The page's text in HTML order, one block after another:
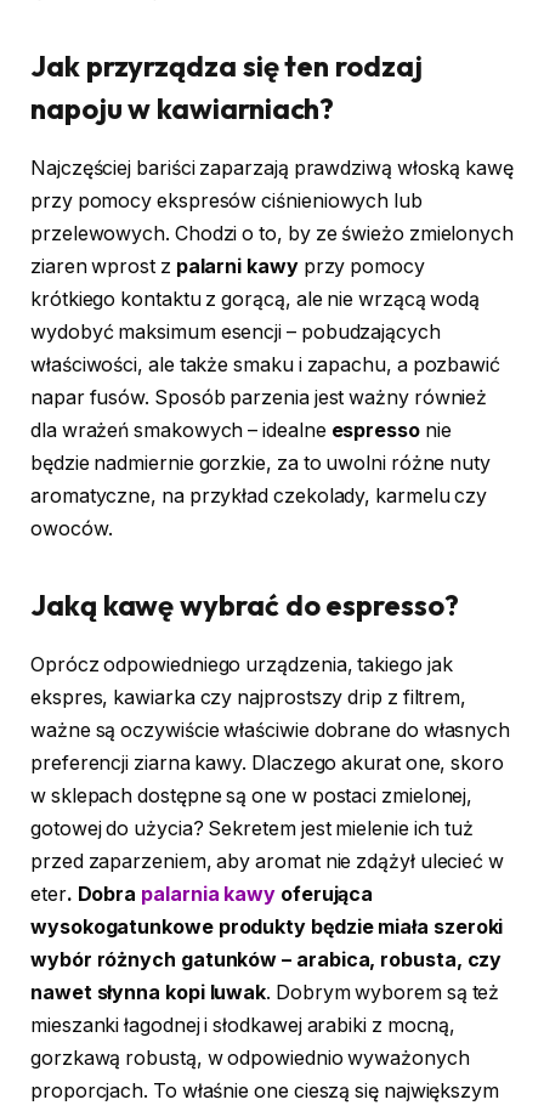
Jak przyrządza się ten rodzaj
napoju w kawiarniach?
Najczęściej bariści zaparzają prawdziwą włoską kawę
przy pomocy ekspresów ciśnieniowych lub
przelewowych. Chodzi o to, by ze świeżo zmielonych
ziaren wprost z palarni kawyprzy pomocy
krótkiego kontaktu z gorącą, ale nie wrzącą wodą
wydobyć maksimum esencji – pobudzających
właściwości, ale także smaku i zapachu, a pozbawić
napar fusów. Sposób parzenia jest ważny również
dla wrażeń smakowych – idealne espressonie
będzie nadmiernie gorzkie, za to uwolni różne nuty
aromatyczne, na przykład czekolady, karmelu czy
owoców.
Jaką kawę wybrać do espresso?
Oprócz odpowiedniego urządzenia, takiego jak
ekspres, kawiarka czy najprostszy drip z filtrem,
ważne są oczywiście właściwie dobrane do własnych
preferencji ziarna kawy. Dlaczego akurat one, skoro
w sklepach dostępne są one w postaci zmielonej,
gotowej do użycia? Sekretem jest mielenie ich tuż
przed zaparzeniem, aby aromat nie zdążył ulecieć w
eter. Dobra palarnia kawy oferująca
wysokogatunkowe produkty będzie miała szeroki
wybór różnych gatunków – arabica, robusta, czy
nawet słynna kopi luwak. Dobrym wyborem są też
mieszanki łagodnej i słodkawej arabiki z mocną,
gorzkawą robustą, w odpowiednio wyważonych
proporcjach. To właśnie one cieszą się największym